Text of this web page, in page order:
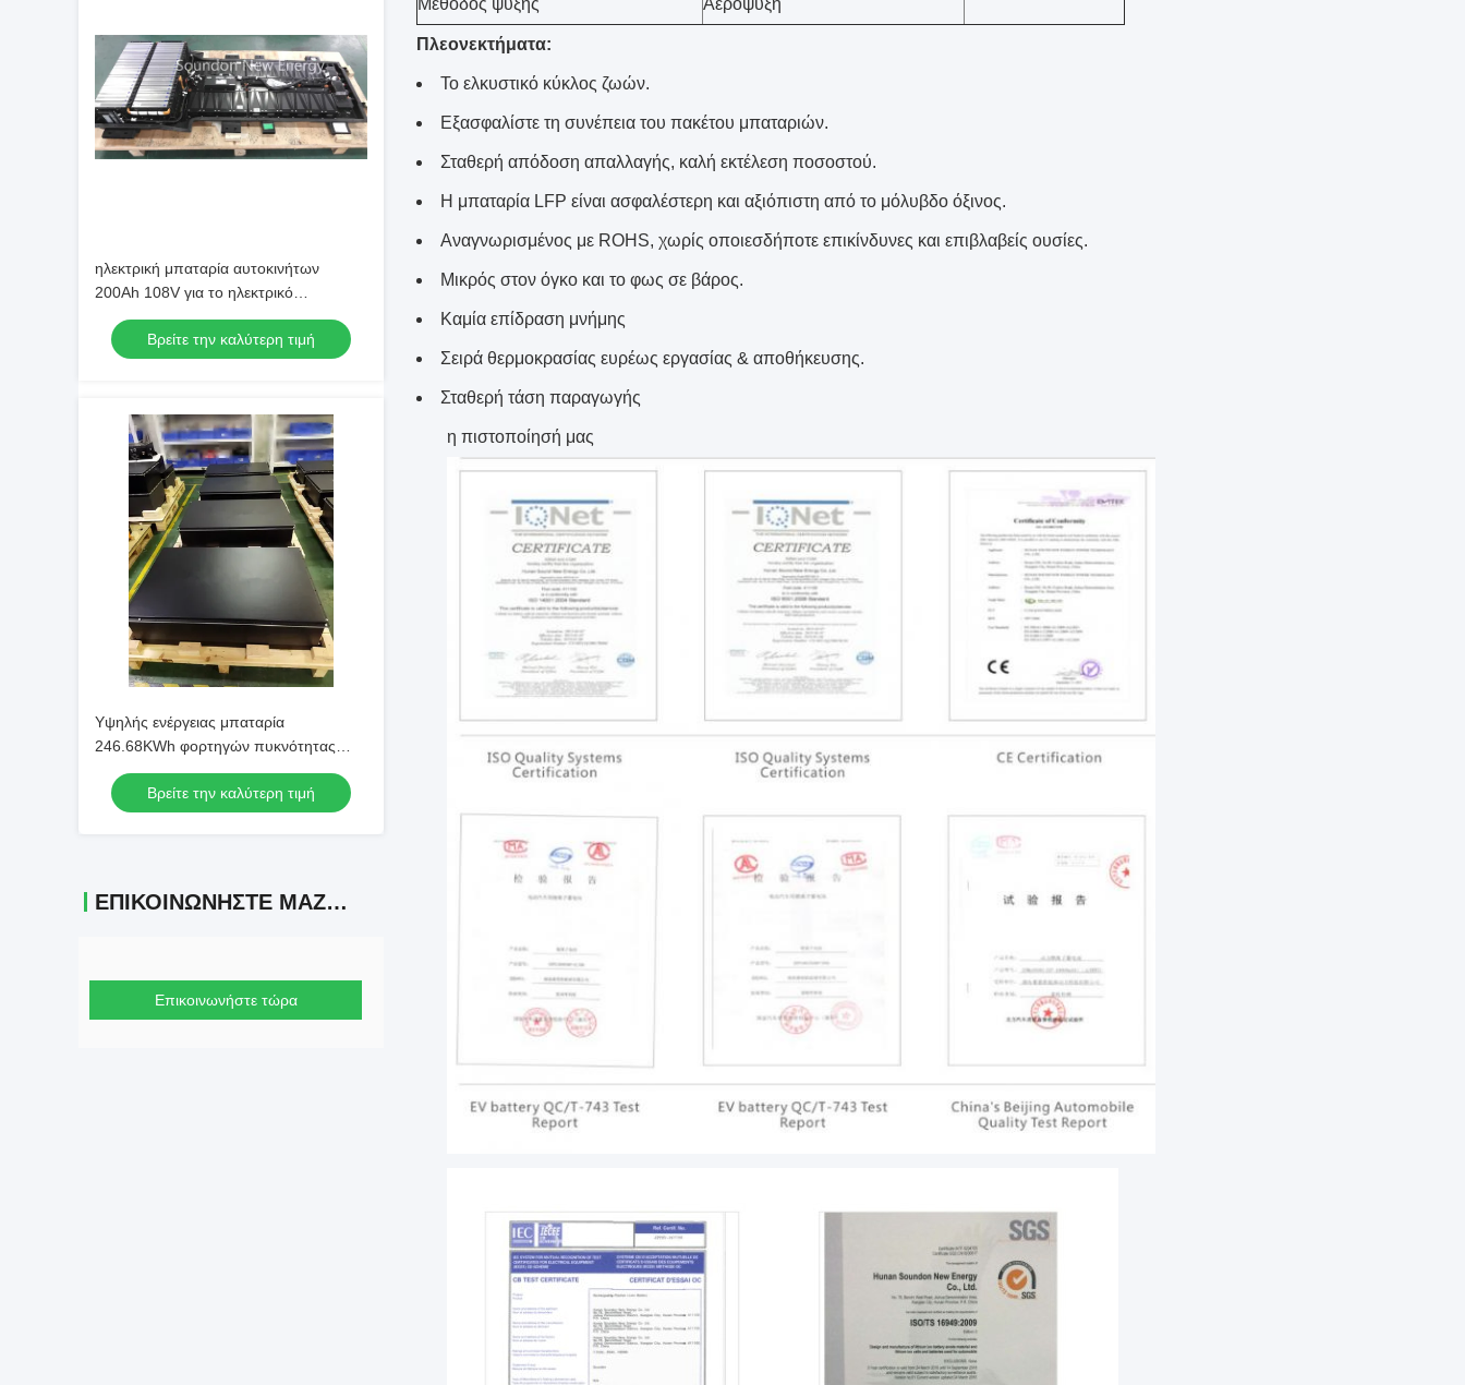
ηλεκτρική μπαταρία αυτοκινήτων
200Ah 108V για το ηλεκτρικό
αυτοκίνητο/το με μπαταρίες όχημα
Βρείτε την καλύτερη τιμή
Υψηλής ενέργειας μπαταρία
246.68KWh φορτηγών πυκνότητας
NMC ηλεκτρική για το ηλεκτρικό βαρύ
φορτηγόΒρείτε την καλύτερη τιμή
ΕΠΙΚΟΙΝΩΝΉΣΤΕ ΜΑΖΊ ΜΑΣ
Επικοινωνήστε τώρα
Μέθοδος ψύξης Αερόψυξη
Πλεονεκτήματα:
Το ελκυστικό κύκλος ζωών.
Εξασφαλίστε τη συνέπεια του πακέτου μπαταριών.
Σταθερή απόδοση απαλλαγής, καλή εκτέλεση ποσοστού.
Η μπαταρία LFP είναι ασφαλέστερη και αξιόπιστη από το μόλυβδο όξινος.
Αναγνωρισμένος με ROHS, χωρίς οποιεσδήποτε επικίνδυνες και επιβλαβείς ουσίες.
Μικρός στον όγκο και το φως σε βάρος.
Καμία επίδραση μνήμης
Σειρά θερμοκρασίας ευρέως εργασίας & αποθήκευσης.
Σταθερή τάση παραγωγής
η πιστοποίησή μας